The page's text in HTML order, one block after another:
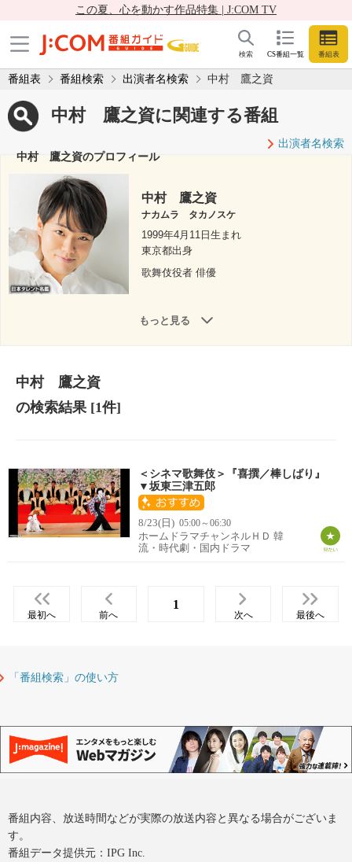
この夏、心を動かす作品特集 | J:COM TV
CS番組一覧 番組表
検索
番組表 番組検索 出演者名検索 中村 鷹之資
中村 鷹之資に関連する番組
出演者名検索
中村 鷹之資のプロフィール
中村 鷹之資
ナカムラ タカノスケ
1999年4月11日生まれ
東京都出身
歌舞伎役者 俳優
もっと見る
中村 鷹之資
の検索結果[1件]
＜シネマ歌舞伎＞『喜撰／棒しばり』
▼坂東三津五郎
8/23(日) 05:00～06:30
ホームドラマチャンネルＨＤ 韓
流・時代劇・国内ドラマ
最初へ 前へ
1
次へ 最後へ
「番組検索」の使い方
番組内容、放送時間などが実際の放送内容と異なる場合がございま
す。
番組データ提供元：IPG Inc.